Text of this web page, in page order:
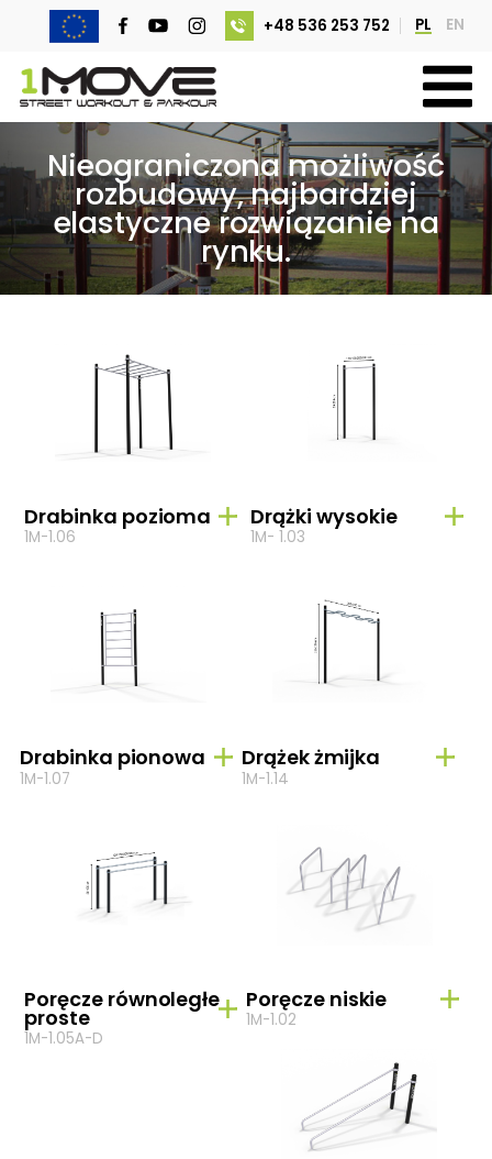
+48 536 253 752 PL EN
Nieograniczona możliwość
rozbudowy, najbardziej
elastyczne rozwiązanie na
rynku.
Drabinka pozioma
1M-1.06
Drążki wysokie
1M- 1.03
Drabinka pionowa
1M-1.07
Drążek żmijka
1M-1.14
Poręcze równoległe
proste
1M-1.05A-D
Poręcze niskie
1M-1.02